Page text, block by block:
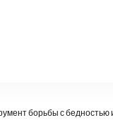
борьбы с бедностью